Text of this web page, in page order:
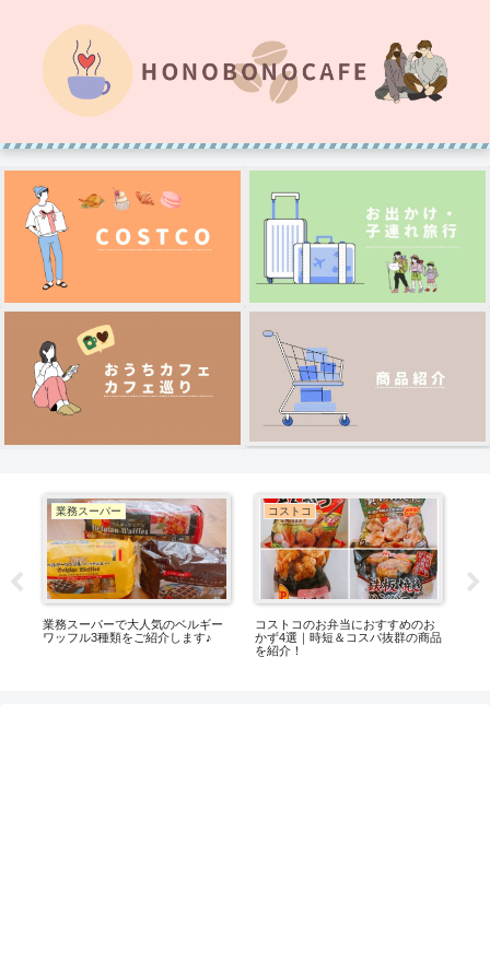
業務スーパー
業務スーパーで大人気のベルギー
ワッフル3種類をご紹介します♪
コストコ
コストコのお弁当におすすめのお
かず4選｜時短＆コスパ抜群の商品
を紹介！